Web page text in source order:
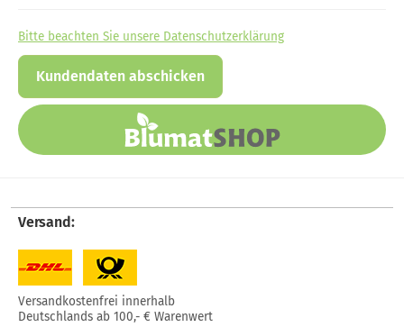
Bitte beachten Sie unsere Datenschutzerklärung
Versand:
Versandkostenfrei innerhalb
Deutschlands ab 100,- € Warenwert